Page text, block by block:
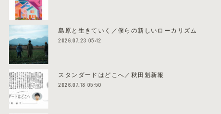
島原と生きていく／僕らの新しいローカリズム
2026.07.23 05:12
スタンダードはどこへ／秋田魁新報
2026.07.18 05:50